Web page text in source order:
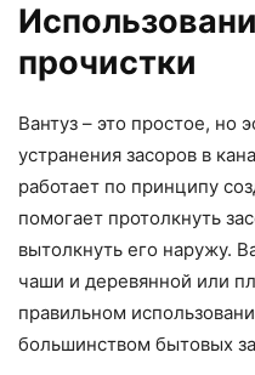
прочистки
Вантуз – это простое, но
устранения засоров в
работает по принципу
помогает протолкнуть
вытолкнуть его наружу.
чаши и деревянной или
правильном
большинством бытовых